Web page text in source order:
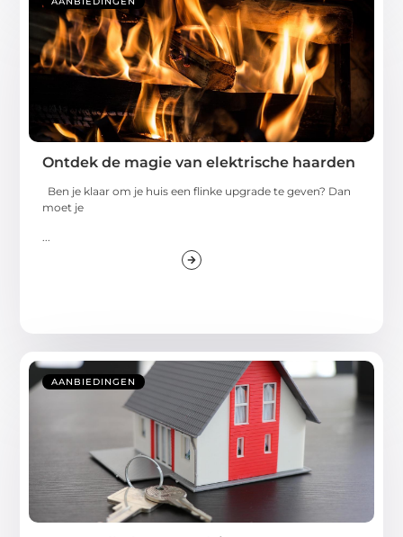
Ontdek de magie van elektrische haarden
Ben je klaar om je huis een flinke upgrade te geven? Dan
moet je
AANBIEDINGEN